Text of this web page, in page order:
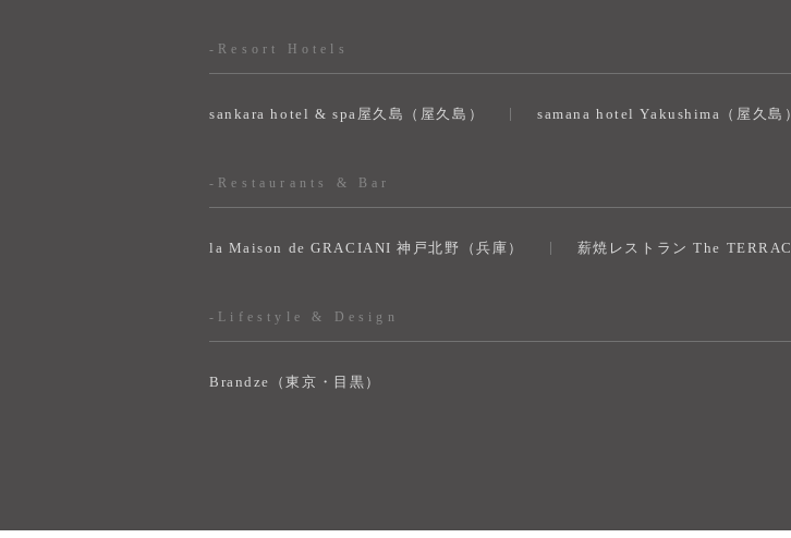
-Resort Hotels
sankara hotel & spa屋久島（屋久島） samana hotel Yakushima（屋久島）
-Restaurants & Bar
la Maison de GRACIANI 神戸北野（兵庫） 薪焼レストラン The
-Lifestyle & Design
Brandze（東京・目黒）